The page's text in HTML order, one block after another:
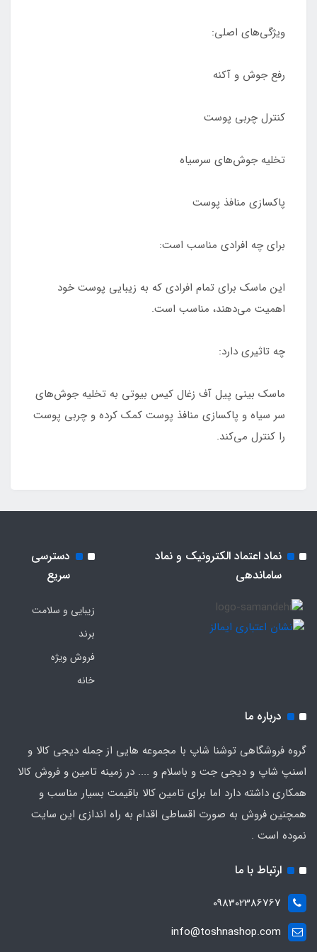
ویژگی‌های اصلی:
رفع جوش و آکنه
کنترل چربی پوست
تخلیه جوش‌های سرسیاه
پاکسازی منافذ پوست
برای چه افرادی مناسب است:
این ماسک برای تمام افرادی که به زیبایی پوست خود
اهمیت می‌دهند، مناسب است.
چه تاثیری دارد:
ماسک بینی پیل آف زغال کیس بیوتی به تخلیه جوش‌های
سر سیاه و پاکسازی منافذ پوست کمک کرده و چربی پوست
را کنترل می‌کند.
نماد اعتماد الکترونیک و نماد
ساماندهی
دسترسی
سریع
زیبایی و سلامت
برند
فروش ویژه
خانه
درباره ما
گروه فروشگاهی توشنا شاپ با مجموعه هایی از جمله دیجی کالا و
اسنپ شاپ و دیجی جت و باسلام و .... در زمینه تامین و فروش کالا
همکاری داشته دارد اما برای تامین کالا باقیمت بسیار مناسب و
همچنین فروش به صورت اقساطی اقدام به راه اندازی این سایت
نموده است .
ارتباط با ما
098302386767
info@toshnashop.com